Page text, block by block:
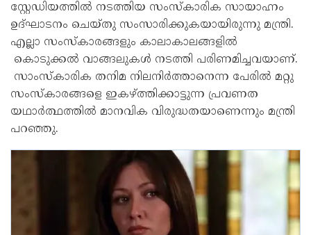
സ്റ്റേഡിയത്തിൽ നടത്തിയ സംസ്കാരിക സായാഹ്നം
ഉദ്ഘാടനം ചെയ്തു സംസാരിക്കുകയായിരുന്നു മന്ത്രി.
എല്ലാ സംസ്കാരങ്ങളും കാലാകാലങ്ങളിൽ
കൊടുക്കൽ വാങ്ങലുകൾ നടത്തി പരിണമിച്ചവയാണ്.
സാംസ്കാരിക തനിമ നിലനിർത്താനെന്ന പേരിൽ മറ്റു
സംസ്കാരങ്ങളെ ഇകഴ്ത്തിക്കാട്ടുന്ന പ്രവണത
യഥാർത്ഥത്തിൽ മാനവിക വിരുദ്ധതയാണെന്നും മന്ത്രി
പറഞ്ഞു.